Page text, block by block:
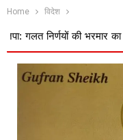
Home विदेश
भरमार का दुष्परिणाम